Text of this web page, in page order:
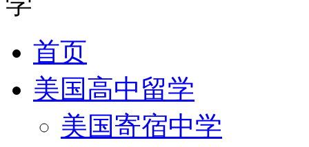
首页
美国高中留学
美国寄宿中学